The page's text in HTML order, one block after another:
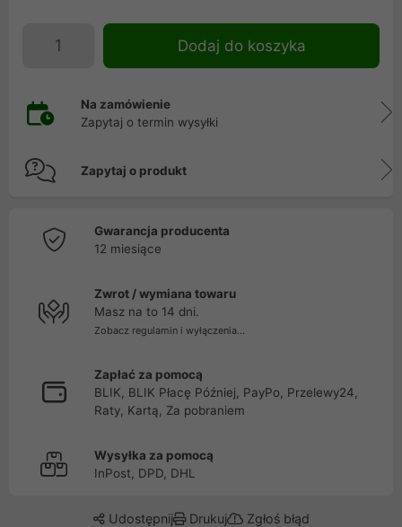
Dodaj do koszyka
Na zamówienie
Zapytaj o termin wysyłki
Zapytaj o produkt
Gwarancja producenta
12 miesiące
Zwrot / wymiana towaru
Masz na to 14 dni.
Zobacz regulamin i wyłączenia...
Zapłać za pomocą
BLIK, BLIK Płacę Później, PayPo, Przelewy24,
Raty, Kartą, Za pobraniem
Wysyłka za pomocą
InPost, DPD, DHL
Udostępnij Drukuj Zgłoś błąd